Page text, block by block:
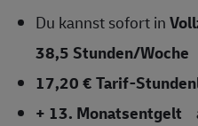
Du kannst sofort in
38,5 Stunden/Woche
17,20 € Tarif-
+ 13. Monatsentgelt